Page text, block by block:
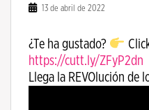
13 de abril de 2022
¿Te ha gustado?
https://cutt.ly/ZFyP2dn
Llega la REVOlución de